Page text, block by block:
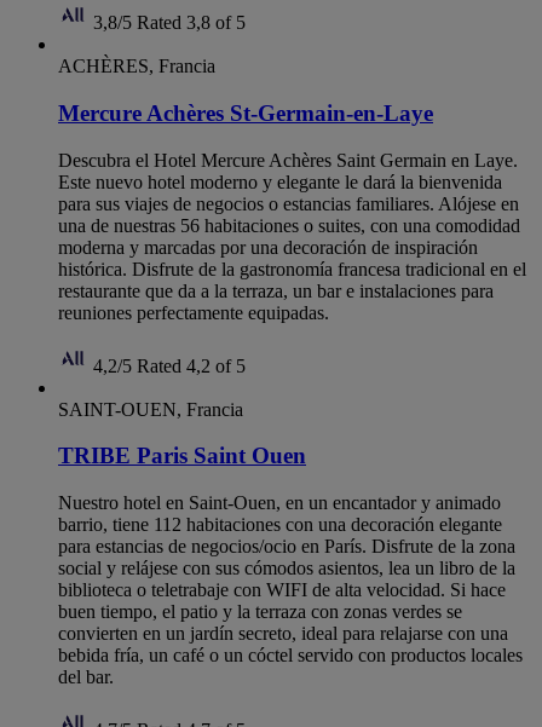
3,8/5 Rated 3,8 of 5
ACHÈRES, Francia
Mercure Achères St-Germain-en-Laye
Descubra el Hotel Mercure Achères Saint Germain en Laye.
Este nuevo hotel moderno y elegante le dará la bienvenida
para sus viajes de negocios o estancias familiares. Alójese en
una de nuestras 56 habitaciones o suites, con una comodidad
moderna y marcadas por una decoración de inspiración
histórica. Disfrute de la gastronomía francesa tradicional en el
restaurante que da a la terraza, un bar e instalaciones para
reuniones perfectamente equipadas.
4,2/5 Rated 4,2 of 5
SAINT-OUEN, Francia
TRIBE Paris Saint Ouen
Nuestro hotel en Saint-Ouen, en un encantador y animado
barrio, tiene 112 habitaciones con una decoración elegante
para estancias de negocios/ocio en París. Disfrute de la zona
social y relájese con sus cómodos asientos, lea un libro de la
biblioteca o teletrabaje con WIFI de alta velocidad. Si hace
buen tiempo, el patio y la terraza con zonas verdes se
convierten en un jardín secreto, ideal para relajarse con una
bebida fría, un café o un cóctel servido con productos locales
del bar.